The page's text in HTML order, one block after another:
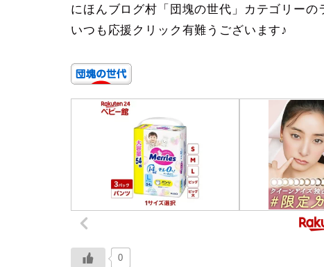
にほんブログ村「団塊の世代」カテゴリーの
いつも応援クリック有難うございます♪
0